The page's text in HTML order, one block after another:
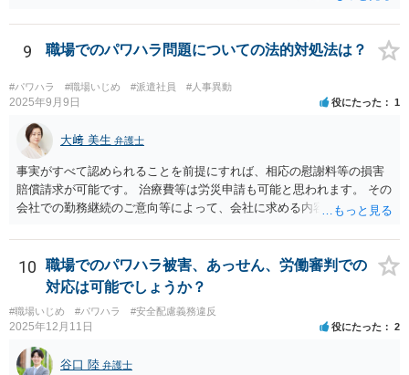
われます。
9 職場でのパワハラ問題についての法的対処法は？
#パワハラ #職場いじめ #派遣社員 #人事異動
2025年9月9日 役にたった 1
大﨑 美生 弁護士
事実がすべて認められることを前提にすれば、相応の慰謝料等の損害
賠償請求が可能です。 治療費等は労災申請も可能と思われます。 その
会社での勤務継続のご意向等によって、会社に求める内容や、加害者
弁護士にご相談いただくのがよろしいと思います。弁護士によって方
針も変わります。 内容が踏み込んだものとなり、関係者も閲覧する可
能性がありますので、詳しくは、直接お近くの弁護士にご相談される
ことをお勧めいたします。
10
職場でのパワハラ被害、あっせん、労働審判での
対応は可能でしょうか？
#職場いじめ #パワハラ #安全配慮義務違反
2025年12月11日 役にたった 2
谷口 陸 弁護士